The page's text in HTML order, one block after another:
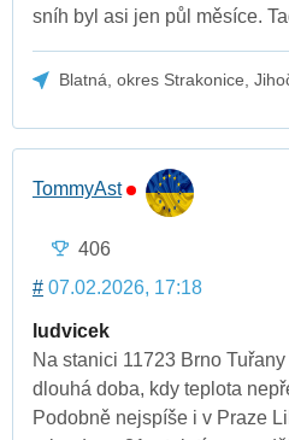
sníh byl asi jen půl měsíce.
Blatná, okres Strakonice,
TommyAst
406
# 07.02.2026, 17:18
ludvicek
Na stanici 11723 Brno
dlouhá doba, kdy teplota
Podobně nejspíše i v Praze